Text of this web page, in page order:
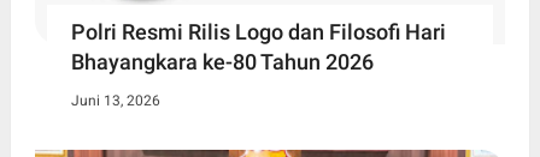
Polri Resmi Rilis Logo dan Filosofi Hari
Bhayangkara ke-80 Tahun 2026
Juni 13, 2026